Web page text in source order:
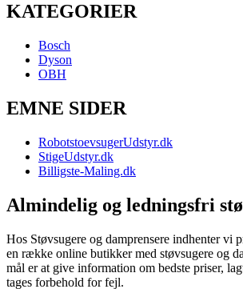
KATEGORIER
Bosch
Dyson
OBH
EMNE SIDER
RobotstoevsugerUdstyr.dk
StigeUdstyr.dk
Billigste-Maling.dk
Almindelig og ledningsfri
Hos Støvsugere og damprensere indhenter vi
en række online butikker med støvsugere og
mål er at give information om bedste priser,
tages forbehold for fejl.